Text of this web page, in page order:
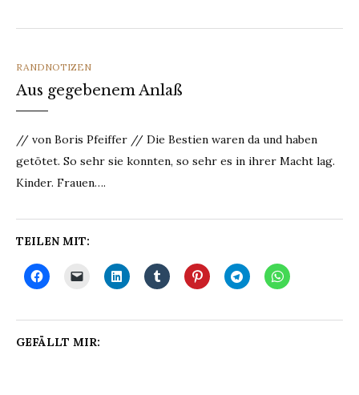
CATEGORIES
RANDNOTIZEN
Aus gegebenem Anlaß
// von Boris Pfeiffer // Die Bestien waren da und haben
getötet. So sehr sie konnten, so sehr es in ihrer Macht lag.
Kinder. Frauen….
TEILEN MIT:
GEFÄLLT MIR: